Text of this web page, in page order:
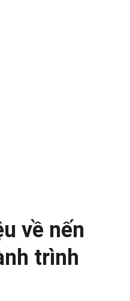
về nến
trình